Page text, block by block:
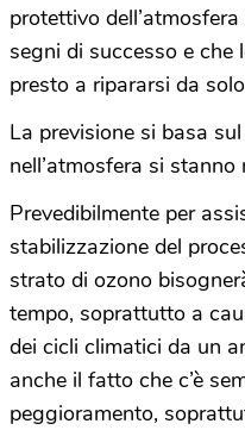
protettivo
segni di successo e
presto a ripararsi da
La previsione si basa
nell’atmosfera si
Prevedibilmente per
stabilizzazione del
strato di ozono
tempo, soprattutto a
dei cicli climatici da un
anche il fatto che c’è
peggioramento,